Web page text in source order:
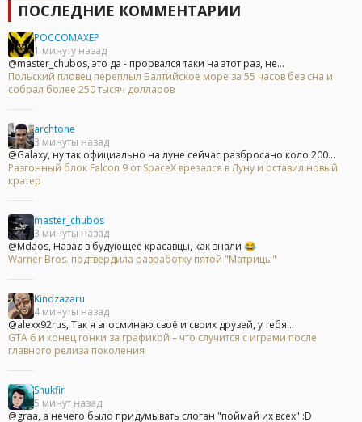
ПОСЛЕДНИЕ КОММЕНТАРИИ
POCCOMAXEP
1 минуту назад
@master_chubos, это да - прорвался таки на этот раз, не...
Польский пловец переплыл Балтийское море за 55 часов без сна и
собрал более 250 тысяч долларов
archtone
3 минуты назад
@Galaxy, ну так официально на луне сейчас разбросано коло 200...
Разгонный блок Falcon 9 от SpaceX врезался в Луну и оставил новый
кратер
master_chubos
3 минуты назад
@Mdaos, Назад в будующее красавцы, как знали 😂
Warner Bros. подтвердила разработку пятой "Матрицы"
Kindzazaru
4 минуты назад
@alexx92rus, Так я впосминаю своё и своих друзей, у тебя...
GTA 6 и конец гонки за графикой – что случится с играми после
главного релиза поколения
Shukfir
5 минут назад
@graa, а нечего было придумывать слоган "поймай их всех" :D